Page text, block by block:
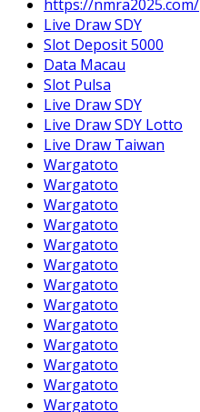
https://nmra2025.com/
Live Draw SDY
Slot Deposit 5000
Data Macau
Slot Pulsa
Live Draw SDY
Live Draw SDY Lotto
Live Draw Taiwan
Wargatoto
Wargatoto
Wargatoto
Wargatoto
Wargatoto
Wargatoto
Wargatoto
Wargatoto
Wargatoto
Wargatoto
Wargatoto
Wargatoto
Wargatoto